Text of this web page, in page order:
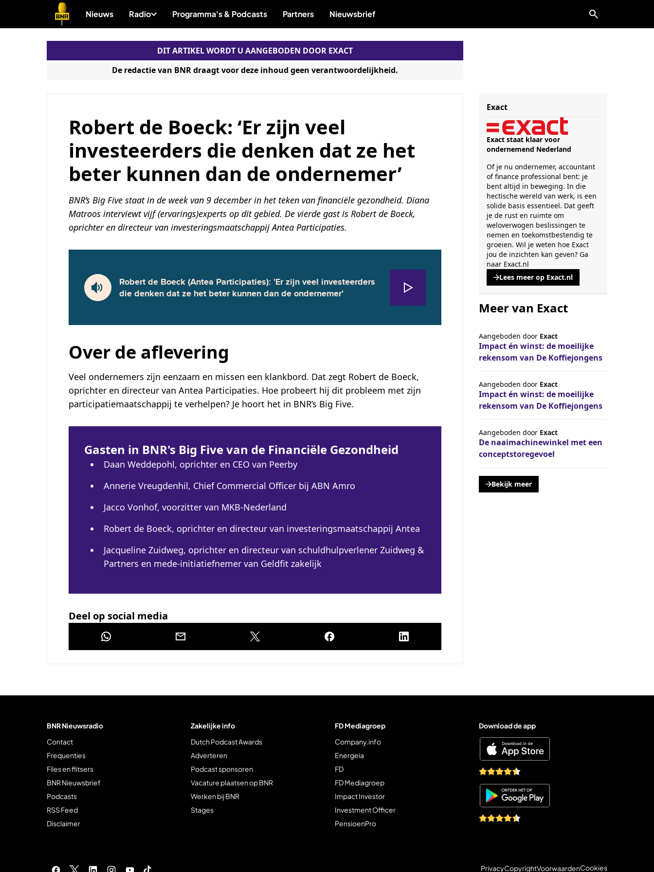
naar
content
Nieuws Radio Programma's & Podcasts Partners Nieuwsbrief
DIT ARTIKEL WORDT U AANGEBODEN DOOR EXACT
De redactie van BNR draagt voor deze inhoud geen verantwoordelijkheid.
Robert de Boeck: ‘Er zijn veel
investeerders die denken dat ze het
beter kunnen dan de ondernemer’
BNR’s Big Five staat in de week van 9 december in het teken van financiële gezondheid. Diana
Matroos interviewt vijf (ervarings)experts op dit gebied. De vierde gast is Robert de Boeck,
oprichter en directeur van investeringsmaatschappij Antea Participaties.
Robert de Boeck (Antea Participaties): 'Er zijn veel investeerders
die denken dat ze het beter kunnen dan de ondernemer'
Over de aflevering
Veel ondernemers zijn eenzaam en missen een klankbord. Dat zegt Robert de Boeck,
oprichter en directeur van Antea Participaties. Hoe probeert hij dit probleem met zijn
participatiemaatschappij te verhelpen? Je hoort het in BNR’s Big Five.
Gasten in BNR's Big Five van de Financiële Gezondheid
Daan Weddepohl, oprichter en CEO van Peerby
Annerie Vreugdenhil, Chief Commercial Officer bij ABN Amro
Jacco Vonhof, voorzitter van MKB-Nederland
Robert de Boeck, oprichter en directeur van investeringsmaatschappij Antea
Jacqueline Zuidweg, oprichter en directeur van schuldhulpverlener Zuidweg &
Partners en mede-initiatiefnemer van Geldfit zakelijk
Deel op social media
Exact
Exact staat klaar voor
ondernemend Nederland
Of je nu ondernemer, accountant
of finance professional bent: je
bent altijd in beweging. In die
hectische wereld van werk, is een
solide basis essentieel. Dat geeft
je de rust en ruimte om
weloverwogen beslissingen te
nemen en toekomstbestendig te
groeien. Wil je weten hoe Exact
jou de inzichten kan geven? Ga
naar Exact.nl
Lees meer op Exact.nl
, opent een nieuwe tabblad
Meer van Exact
Impact én winst: de moeilijke
rekensom van De Koffiejongens
Aangeboden door Exact
Impact én winst: de moeilijke
rekensom van De Koffiejongens
Aangeboden door Exact
De naaimachinewinkel met een
conceptstoregevoel
Aangeboden door Exact
Bekijk meer
, opent een nieuwe tabblad
BNR Nieuwsradio
Contact
Frequenties
Files en flitsers
BNR Nieuwsbrief
Podcasts
RSS Feed
Disclaimer
Zakelijke info
Dutch Podcast Awards
Adverteren
Podcast sponsoren
Vacature plaatsen op BNR
Werken bij BNR
Stages
FD Mediagroep
Company.info
Energeia
FD
FD Mediagroep
Impact Investor
Investment Officer
PensioenPro
Download de app
PrivacyCopyrightVoorwaardenCookies